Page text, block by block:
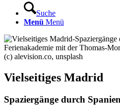
Suche
Menü Menü
(c) alevision.co, unsplash
Vielseitiges Madrid
Spaziergänge durch